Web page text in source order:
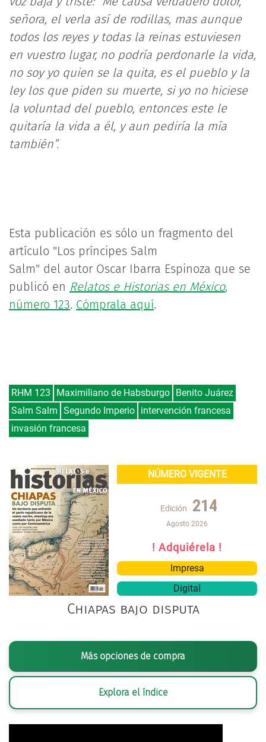
señora, el verla así de rodillas, mas aunque
todos los reyes y todas la reinas estuviesen
en vuestro lugar, no podría perdonarle la vida,
no soy yo quien se la quita, es el pueblo y la
ley los que piden su muerte, si yo no hiciese
la voluntad del pueblo, entonces este le
quitaría la vida a él, y aun pediría la mía
también”.
Esta publicación es sólo un fragmento del
artículo "Los príncipes Salm
Salm" del autor Oscar Ibarra Espinoza que se
publicó en Relatos e Historias en México,
número 123. Cómprala aquí.
RHM 123 Maximiliano de Habsburgo Benito Juárez
Salm Salm Segundo Imperio intervención francesa
invasión francesa
NÚMERO VIGENTE
Edición 214
Agosto 2026
! Adquiérela !
Impresa
Digital
Chiapas bajo disputa
Más opciones de compra
Explora el índice